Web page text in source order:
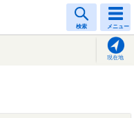
検索 メニュー
現在地